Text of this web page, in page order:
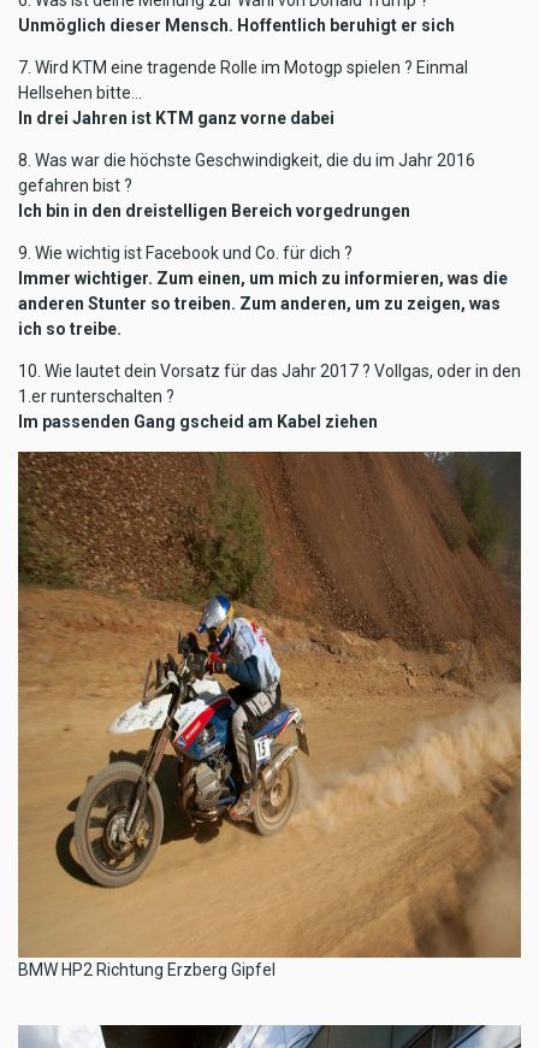
Unmöglich dieser Mensch. Hoffentlich beruhigt er sich
7. Wird KTM eine tragende Rolle im Motogp spielen ? Einmal
Hellsehen bitte…
In drei Jahren ist KTM ganz vorne dabei
8. Was war die höchste Geschwindigkeit, die du im Jahr 2016
gefahren bist ?
Ich bin in den dreistelligen Bereich vorgedrungen
9. Wie wichtig ist Facebook und Co. für dich ?
Immer wichtiger. Zum einen, um mich zu informieren, was die
anderen Stunter so treiben. Zum anderen, um zu zeigen, was
ich so treibe.
10. Wie lautet dein Vorsatz für das Jahr 2017 ? Vollgas, oder in den
1.er runterschalten ?
Im passenden Gang gscheid am Kabel ziehen
BMW HP2 Richtung Erzberg Gipfel